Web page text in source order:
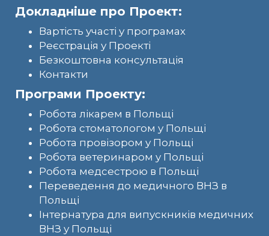
Докладніше про Проект:
Вартість участі у програмах
Реєстрація у Проекті
Безкоштовна консультація
Контакти
Програми Проекту:
Робота лікарем в Польщі
Робота стоматологом у Польщі
Робота провізором у Польщі
Робота ветеринаром у Польщі
Робота медсестрою в Польщі
Переведення до медичного ВНЗ в
Польщі
Інтернатура для випускників медичних
ВНЗ у Польщі